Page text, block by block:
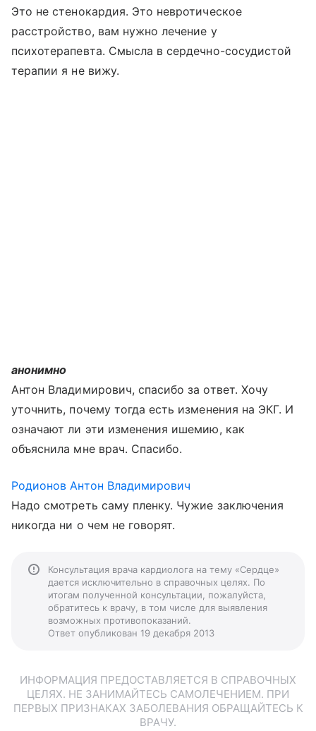
Это не стенокардия. Это невротическое
расстройство, вам нужно лечение у
психотерапевта. Смысла в сердечно-сосудистой
терапии я не вижу.
анонимно
Антон Владимирович, спасибо за ответ. Хочу
уточнить, почему тогда есть изменения на ЭКГ. И
означают ли эти изменения ишемию, как
объяснила мне врач. Спасибо.
Родионов Антон Владимирович
Надо смотреть саму пленку. Чужие заключения
никогда ни о чем не говорят.
Консультация врача кардиолога на тему «Сердце»
дается исключительно в справочных целях. По
итогам полученной консультации, пожалуйста,
обратитесь к врачу, в том числе для выявления
возможных противопоказаний.
Ответ опубликован 19 декабря 2013
ИНФОРМАЦИЯ ПРЕДОСТАВЛЯЕТСЯ В СПРАВОЧНЫХ
ЦЕЛЯХ. НЕ ЗАНИМАЙТЕСЬ САМОЛЕЧЕНИЕМ. ПРИ
ПЕРВЫХ ПРИЗНАКАХ ЗАБОЛЕВАНИЯ ОБРАЩАЙТЕСЬ К
ВРАЧУ.